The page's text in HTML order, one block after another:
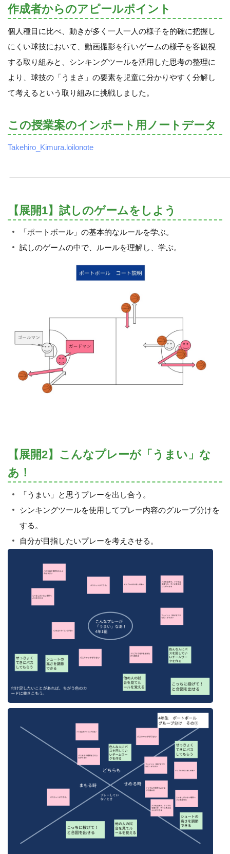
作成者からのアピールポイント
個人種目に比べ、動きが多く一人一人の様子を的確に把握し
にくい球技において、動画撮影を行いゲームの様子を客観視
する取り組みと、シンキングツールを活用した思考の整理に
より、球技の「うまさ」の要素を児童に分かりやすく分解し
て考えるという取り組みに挑戦しました。
この授業案のインポート用ノートデータ
Takehiro_Kimura.loilonote
【展開1】試しのゲームをしよう
「ポートボール」の基本的なルールを学ぶ。
試しのゲームの中で、ルールを理解し、学ぶ。
【展開2】こんなプレーが「うまい」な
あ！
「うまい」と思うプレーを出し合う。
シンキングツールを使用してプレー内容のグループ分けを
する。
自分が目指したいプレーを考えさせる。